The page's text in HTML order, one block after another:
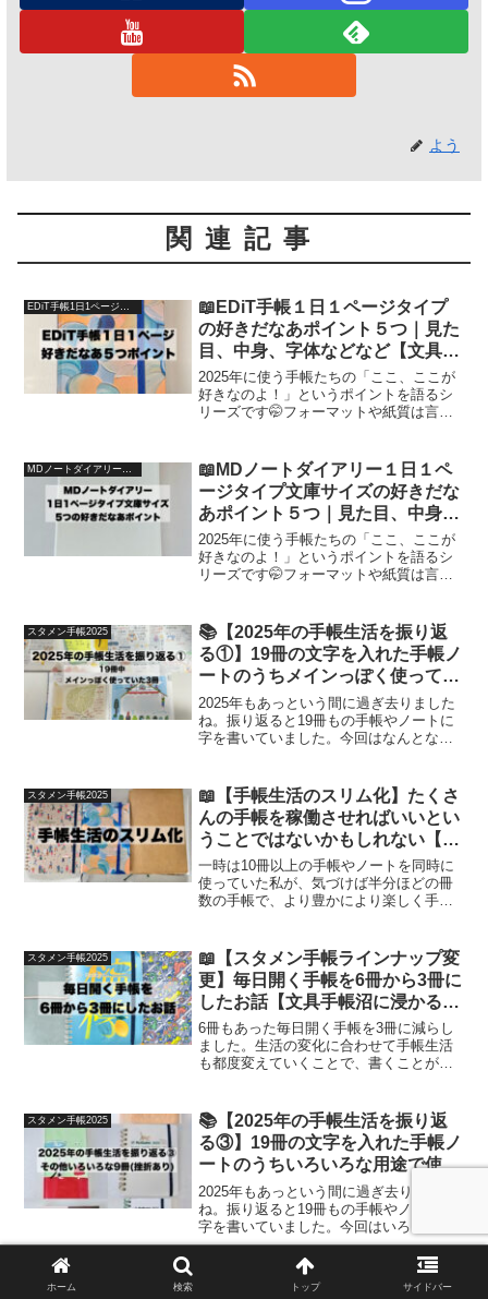
よう
関連記事
📖EDiT手帳１日１ページタイプ
の好きだなあポイント５つ｜見た
目、中身、字体などなど【文具沼
に浸かるなんとなく専業主婦の手
帳生活】
2025年に使う手帳たちの「ここ、ここが
好きなのよ！」というポイントを語るシ
リーズです🤭フォーマットや紙質は言う
ます！
MDノートダイアリー１日１ページタイプ文庫サイズ
📖MDノートダイアリー１日１ペ
ージタイプ文庫サイズの好きだな
あポイント５つ｜見た目、中身、
字体などなど【文具沼に浸かるな
んとなく専業主婦の手帳生活】
2025年に使う手帳たちの「ここ、ここが
好きなのよ！」というポイントを語るシ
リーズです🤭フォーマットや紙質は言う
ます！
スタメン手帳2025
📚【2025年の手帳生活を振り返
る①】19冊の文字を入れた手帳ノ
ートのうちメインっぽく使ってい
た3冊【文具手帳沼に浸かるゆる
ゆる主婦の手帳生活】
2025年もあっという間に過ぎ去りました
ね。振り返ると19冊もの手帳やノートに
字を書いていました。今回はなんとなく
スタメン手帳2025
📖【手帳生活のスリム化】たくさ
んの手帳を稼働させればいいとい
うことではないかもしれない【文
具手帳沼に浸かるゆるゆる主婦の
手帳生活】
一時は10冊以上の手帳やノートを同時に
使っていた私が、気づけば半分ほどの冊
数の手帳で、より豊かにより楽しく手帳
てみました。
スタメン手帳2025
📖【スタメン手帳ラインナップ変
更】毎日開く手帳を6冊から3冊に
したお話【文具手帳沼に浸かるゆ
るゆる主婦の手帳生活】
6冊もあった毎日開く手帳を3冊に減らし
ました。生活の変化に合わせて手帳生活
も都度変えていくことで、書くことが苦
スタメン手帳2025
📚【2025年の手帳生活を振り返
る③】19冊の文字を入れた手帳ノ
ートのうちいろいろな用途で使っ
ていた9冊【文具手帳沼に浸かる
ゆるゆる主婦の手帳生活】
2025年もあっという間に過ぎ去りました
ね。振り返ると19冊もの手帳やノートに
字を書いていました。今回はいろいろな
用途で使っていた9冊をご紹介いたしいま
ホーム 検索 トップ サイドバー